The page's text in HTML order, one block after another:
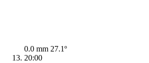
0.0 mm 27.1º
20:00